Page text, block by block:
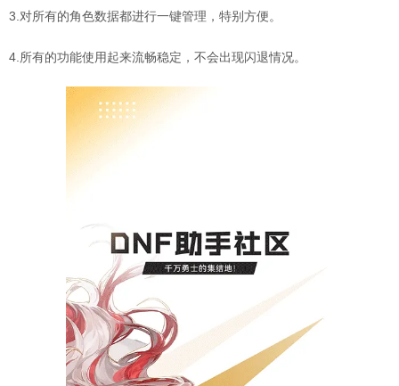
3.对所有的角色数据都进行一键管理，特别方便。
4.所有的功能使用起来流畅稳定，不会出现闪退情况。